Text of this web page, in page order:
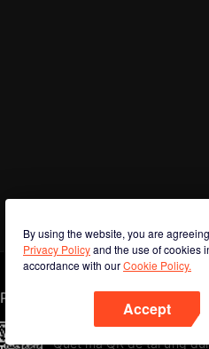
By using the website, you are
Privacy Policyand the use of cookies
accordance with ourCookie Policy.
Accept
Phone
Quét mã QR để tải ứng